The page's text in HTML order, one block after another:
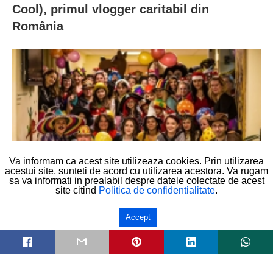
Cool), primul vlogger caritabil din
România
Ion Cristian Roman și energia din Taxiul
cu Bomboane
Va informam ca acest site utilizeaza cookies. Prin utilizarea
acestui site, sunteti de acord cu utilizarea acestora. Va rugam
sa va informati in prealabil despre datele colectate de acest
site citind Politica de confidentialitate.
Accept